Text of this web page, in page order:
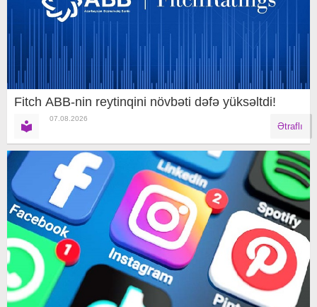
Fitch ABB-nin reytinqini növbəti dəfə yüksəltdi!
07.08.2026
Ətraflı